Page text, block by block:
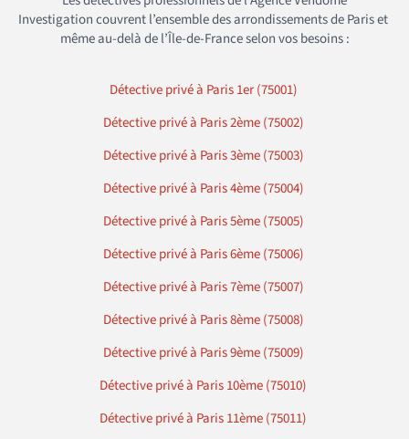
Investigationcouvrentl’ensemble des arrondissements de Pariset
mêmeau-delà de l’Île-de-France selon vos besoins:
Détective privé à Paris 1er (75001)
Détective privé à Paris 2ème (75002)
Détective privé à Paris 3ème (75003)
Détective privé à Paris 4ème (75004)
Détective privé à Paris 5ème (75005)
Détective privé à Paris 6ème (75006)
Détective privé à Paris 7ème (75007)
Détective privé à Paris 8ème (75008)
Détective privé à Paris 9ème (75009)
Détective privé à Paris 10ème (75010)
Détective privé à Paris 11ème (75011)